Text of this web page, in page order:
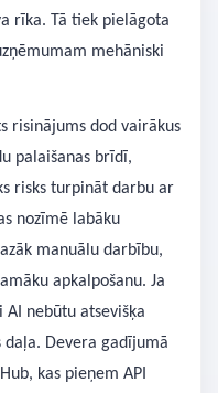
rīka. Tā tiek pielāgota
mehāniski
risinājums dod vairākus
palaišanas brīdī,
risks turpināt darbu ar
nozīmē labāku
manuālu darbību,
apkalpošanu. Ja
nebūtu atsevišķa
Devera gadījumā
kas pieņem API